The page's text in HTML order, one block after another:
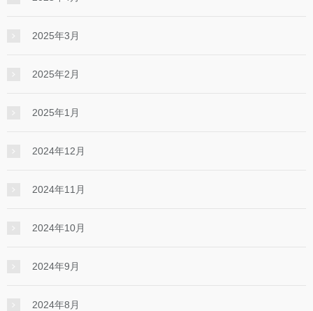
2025年3月
2025年2月
2025年1月
2024年12月
2024年11月
2024年10月
2024年9月
2024年8月